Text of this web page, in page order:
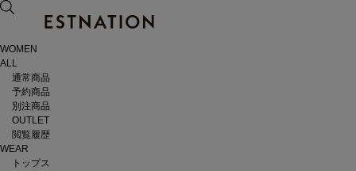
WOMEN
ALL
通常商品
予約商品
別注商品
OUTLET
閲覧履歴
WEAR
トップス